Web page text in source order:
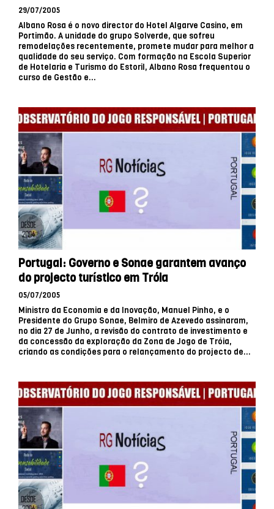
29/07/2005
Albano Rosa é o novo director do Hotel Algarve Casino, em
Portimão. A unidade do grupo Solverde, que sofreu
remodelações recentemente, promete mudar para melhor a
qualidade do seu serviço. Com formação na Escola Superior
de Hotelaria e Turismo do Estoril, Albano Rosa frequentou o
curso de Gestão e...
Portugal: Governo e Sonae garantem avanço
do projecto turístico em Tróia
05/07/2005
Ministro da Economia e da Inovação, Manuel Pinho, e o
Presidente do Grupo Sonae, Belmiro de Azevedo assinaram,
no dia 27 de Junho, a revisão do contrato de investimento e
da concessão da exploração da Zona de Jogo de Tróia,
criando as condições para o relançamento do projecto de...